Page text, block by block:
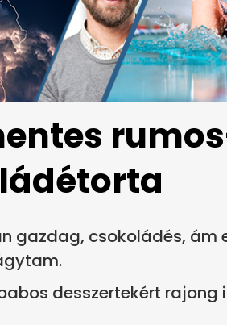
gazdag, csokoládés, ám
desszertekért